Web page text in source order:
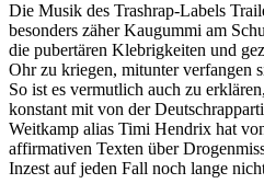
Die Musik des Trashrap-Labels
besonders zäher Kaugummi am
die pubertären Klebrigkeiten und
Ohr zu kriegen, mitunter verfangen
So ist es vermutlich auch zu
konstant mit von der
Weitkamp alias Timi Hendrix hat
affirmativen Texten über
Inzest auf jeden Fall noch lange